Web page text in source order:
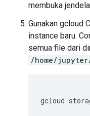
membuka
Gunakan gcloud
instance baru.
semua file dari
/home/
gcloud